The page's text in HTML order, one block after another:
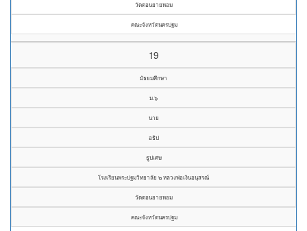
วัดดอนยายหอม
คณะจังหวัดนครปฐม
19
มัธยมศึกษา
ม.๖
นาย
อธิป
ธูปเศษ
โรงเรียนพระปฐมวิทยาลัย ๒ หลวงพ่อเงินอนุสรณ์
วัดดอนยายหอม
คณะจังหวัดนครปฐม